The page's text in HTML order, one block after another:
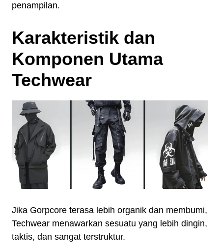
penampilan.
Karakteristik dan
Komponen Utama
Techwear
Jika Gorpcore terasa lebih organik dan membumi,
Techwear menawarkan sesuatu yang lebih dingin,
taktis, dan sangat terstruktur.